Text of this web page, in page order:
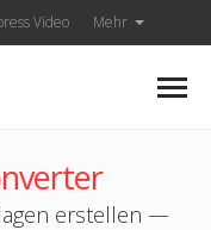
Video Mehr
erstellen —